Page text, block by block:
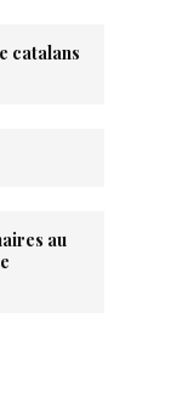
catalans
au